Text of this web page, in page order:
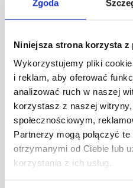
Zgoda
Niniejsza strona korzysta z
Wykorzystujemy pliki
i reklam, aby oferować
analizować ruch w naszej
korzystasz z naszej
społecznościowym,
Partnerzy mogą połączyć
otrzymanymi od Ciebie lub
korzystania z ich usług.